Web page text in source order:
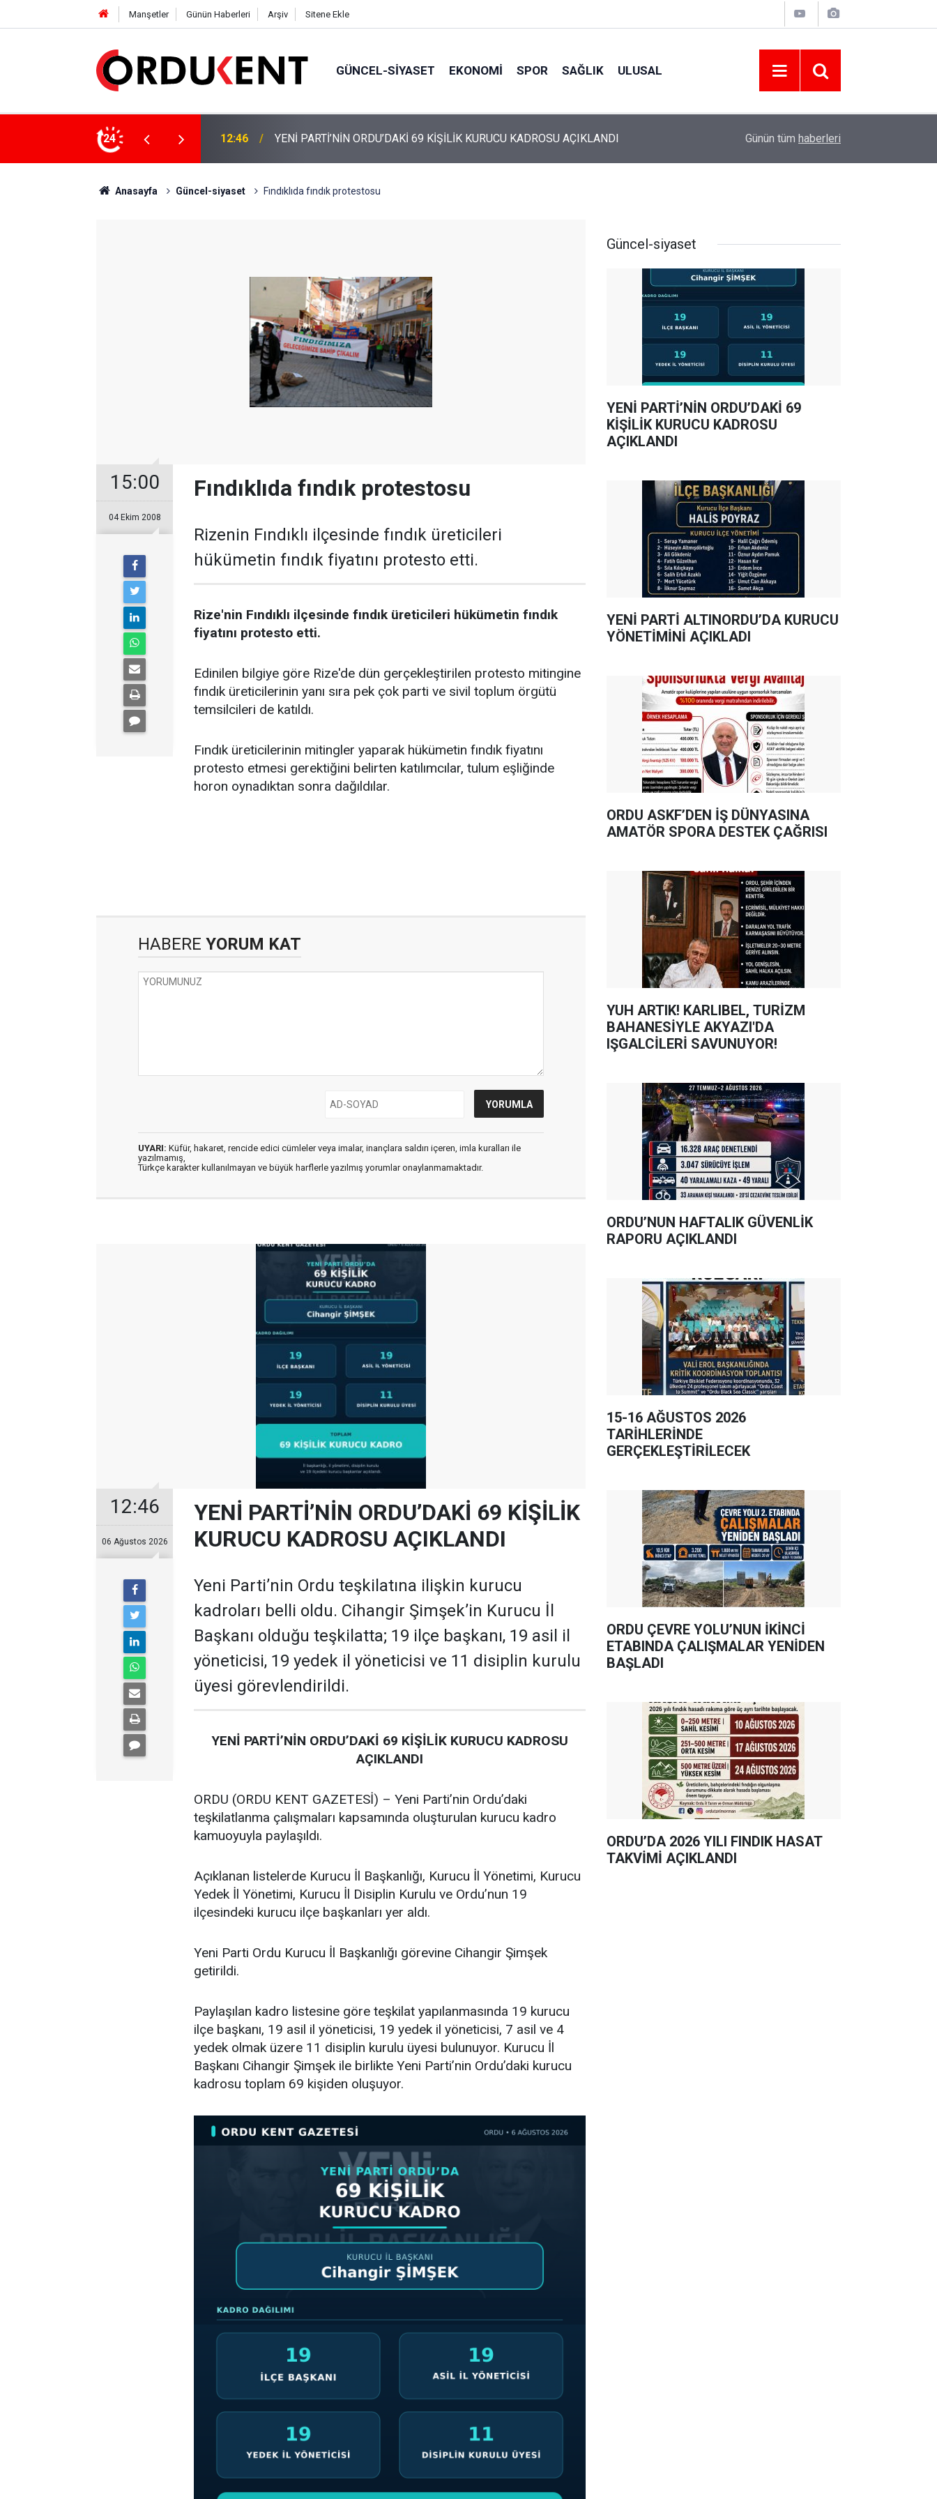
Manşetler Günün Haberleri Arşiv Sitene Ekle
GÜNCEL-SIYASET EKONOMI SPOR SAĞLIK ULUSAL
24
KURUCU KADROSU AÇIKLANDI 12:22 YENİ PARTİ ALTINORDU’DA KURUCU YÖNETİMİNİ AÇIKLADI ORDU ASKF’DEN İŞ DÜNYASINA AMATÖR
Günün tüm haberleri
Anasayfa Güncel-siyaset Fındıklıda fındık protestosu
15:00
04 Ekim 2008
Fındıklıda fındık protestosu
Rizenin Fındıklı ilçesinde fındık üreticileri
hükümetin fındık fiyatını protesto etti.
Rize'nin Fındıklı ilçesinde fındık üreticileri hükümetin fındık
fiyatını protesto etti.
Edinilen bilgiye göre Rize'de dün gerçekleştirilen protesto mitingine
fındık üreticilerinin yanı sıra pek çok parti ve sivil toplum örgütü
temsilcileri de katıldı.
Fındık üreticilerinin mitingler yaparak hükümetin fındık fiyatını
protesto etmesi gerektiğini belirten katılımcılar, tulum eşliğinde
horon oynadıktan sonra dağıldılar.
HABERE YORUM KAT
UYARI: Küfür, hakaret, rencide edici cümleler veya imalar, inançlara saldırı içeren, imla kuralları ile
yazılmamış,
Türkçe karakter kullanılmayan ve büyük harflerle yazılmış yorumlar onaylanmamaktadır.
12:46
06 Ağustos 2026
YENİ PARTİ’NİN ORDU’DAKİ 69 KİŞİLİK
KURUCU KADROSU AÇIKLANDI
Yeni Parti’nin Ordu teşkilatına ilişkin kurucu
kadroları belli oldu. Cihangir Şimşek’in Kurucu İl
Başkanı olduğu teşkilatta; 19 ilçe başkanı, 19 asil il
yöneticisi, 19 yedek il yöneticisi ve 11 disiplin kurulu
üyesi görevlendirildi.
YENİ PARTİ’NİN ORDU’DAKİ 69 KİŞİLİK KURUCU KADROSU
AÇIKLANDI
ORDU (ORDU KENT GAZETESİ) – Yeni Parti’nin Ordu’daki
teşkilatlanma çalışmaları kapsamında oluşturulan kurucu kadro
kamuoyuyla paylaşıldı.
Açıklanan listelerde Kurucu İl Başkanlığı, Kurucu İl Yönetimi, Kurucu
Yedek İl Yönetimi, Kurucu İl Disiplin Kurulu ve Ordu’nun 19
ilçesindeki kurucu ilçe başkanları yer aldı.
Yeni Parti Ordu Kurucu İl Başkanlığı görevine Cihangir Şimşek
getirildi.
Paylaşılan kadro listesine göre teşkilat yapılanmasında 19 kurucu
ilçe başkanı, 19 asil il yöneticisi, 19 yedek il yöneticisi, 7 asil ve 4
yedek olmak üzere 11 disiplin kurulu üyesi bulunuyor. Kurucu İl
Başkanı Cihangir Şimşek ile birlikte Yeni Parti’nin Ordu’daki kurucu
kadrosu toplam 69 kişiden oluşuyor.
Güncel-siyaset
YENİ PARTİ’NİN ORDU’DAKİ 69
KİŞİLİK KURUCU KADROSU
AÇIKLANDI
YENİ PARTİ ALTINORDU’DA KURUCU
YÖNETİMİNİ AÇIKLADI
ORDU ASKF’DEN İŞ DÜNYASINA
AMATÖR SPORA DESTEK ÇAĞRISI
YUH ARTIK! KARLIBEL, TURİZM
BAHANESİYLE AKYAZI'DA
IŞGALCİLERİ SAVUNUYOR!
ORDU’NUN HAFTALIK GÜVENLİK
RAPORU AÇIKLANDI
15-16 AĞUSTOS 2026
TARİHLERİNDE
GERÇEKLEŞTİRİLECEK
ORDU ÇEVRE YOLU’NUN İKİNCİ
ETABINDA ÇALIŞMALAR YENİDEN
BAŞLADI
ORDU’DA 2026 YILI FINDIK HASAT
TAKVİMİ AÇIKLANDI